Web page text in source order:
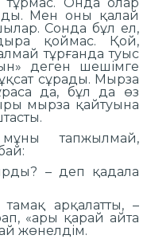
Мен оны қалай
Сонда бұл ел,
қоймас. Қой,
тұрғанда туыс
деген шешімге
сұрады. Мырза
да, бұл да өз
мырза қайтуына
тапжылмай,
– деп қадала
арқалатты, –
«ары қарай айта
жөнелдім.